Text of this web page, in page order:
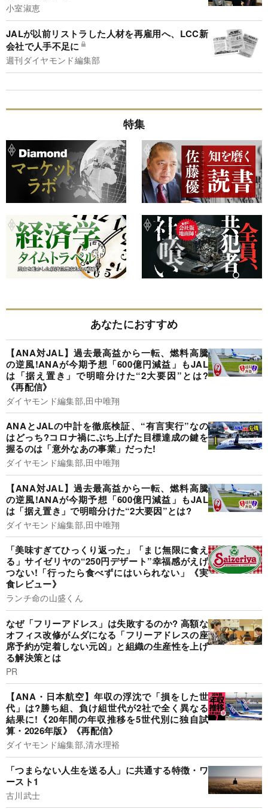
小室淑恵
JALが以前リストラした人材を再雇用へ、LCC新
会社で人手不足に
週刊ダイヤモンド編集部
特集
あなたにおすすめ
【ANA対JAL】過去最高益から一転、燃料高騰
の逆風!ANAが今期予想「600億円減益」もJAL
は「据え置き」で明暗分けた“2大要因”とは?
《再配信》
ダイヤモンド編集部,田中唯翔
ANAとJALの中計を徹底検証、“有言実行”なの
はどっち?コロナ禍にぶち上げた目標達成の鍵を
握るのは「意外なあの事業」だった!
ダイヤモンド編集部,田中唯翔
【ANA対JAL】過去最高益から一転、燃料高騰
の逆風!ANAが今期予想「600億円減益」もJAL
は「据え置き」で明暗分けた“2大要因”とは?
ダイヤモンド編集部,田中唯翔
「美味すぎてひっくり返った」「まじ無限に食え
る」サイゼリヤの“250円デザート”幸福感がえげ
つない!「行ったら食べずにはいられない」《実
食レビュー》
ランチ命の山盛くん
なぜ「フリーアドレス」は失敗するのか? 高額な
オフィス改修がムダになる「フリーアドレスの座
席予約が定着しない元凶」と組織の生産性を上げ
る解決策とは
PR
【ANA・日本航空】年収の浮沈で「損をした世
代」は?勝ち組、負け組世代が2社で全く異なる
結果に!《20年間の年収推移を5世代別に独自試
算・2026年版》《再配信》
ダイヤモンド編集部,清水理裕
「つまらない人生を送る人」に共通する特徴・ワ
ースト1
古川武士